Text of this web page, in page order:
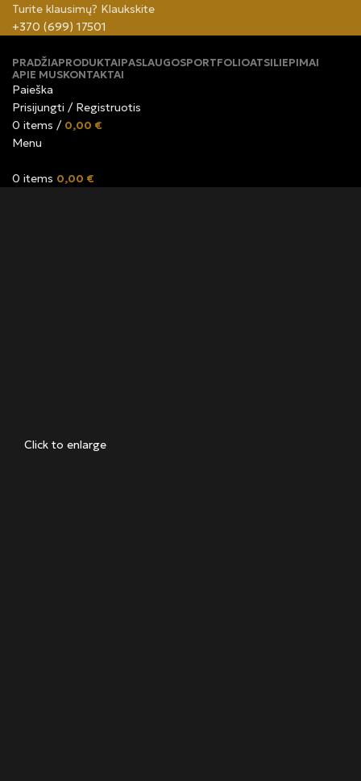
Turite klausimų? Klaukskite
+370 (699) 17501
PRADŽIAPRODUKTAIPASLAUGOSPORTFOLIOATSILIEPIMAI
APIE MUSKONTAKTAI
Paieška
Prisijungti / Registruotis
0 items / 0,00 €
Menu
0 items 0,00 €
Click to enlarge